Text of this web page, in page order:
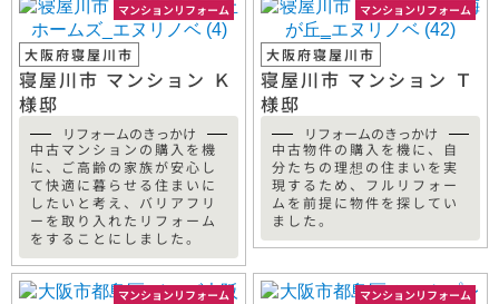
大阪府寝屋川市
寝屋川市 マンション Ｋ
様邸
リフォームのきっかけ
中古マンションの購入を機
に、ご高齢の家族が安心し
て快適に暮らせる住まいに
したいと考え、バリアフリ
ーを取り入れたリフォーム
をすることにしました。
マンションリフォーム
大阪府寝屋川市
寝屋川市 マンション Ｔ
様邸
リフォームのきっかけ
中古物件の購入を機に、自
分たちの理想の住まいを実
現するため、フルリフォー
ムを前提に物件を探してい
ました。
マンションリフォーム
マンションリフォーム マンションリフォーム